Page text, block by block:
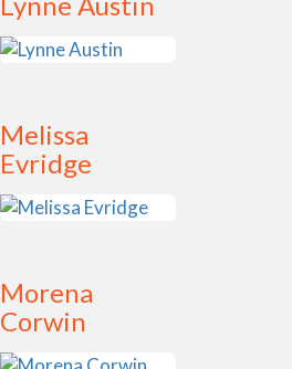
Melissa
Evridge
Morena
Corwin